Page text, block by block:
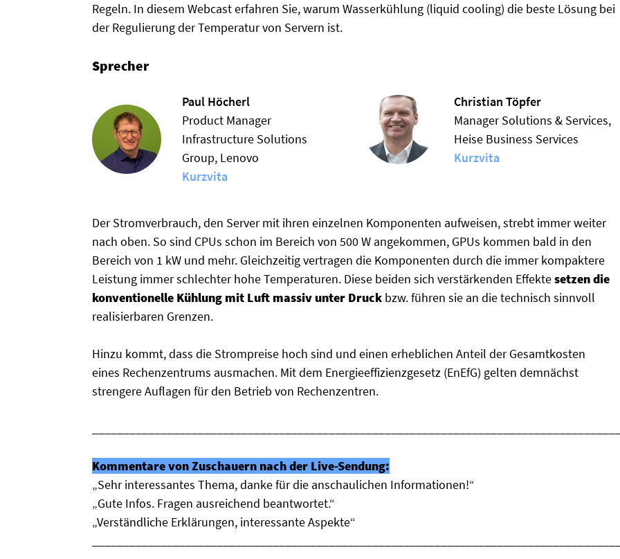
Regeln. In diesem Webcast erfahren Sie, warum Wasserkühlung (liquid cooling) die beste Lösung bei
der Regulierung der Temperatur von Servern ist.
Sprecher
Paul Höcherl
Product Manager
Infrastructure Solutions
Group, Lenovo
Kurzvita
Christian Töpfer
Manager Solutions & Services,
Heise Business Services
Kurzvita
Der Stromverbrauch, den Server mit ihren einzelnen Komponenten aufweisen, strebt immer weiter
nach oben. So sind CPUs schon im Bereich von 500 W angekommen, GPUs kommen bald in den
Bereich von 1 kW und mehr. Gleichzeitig vertragen die Komponenten durch die immer kompaktere
Leistung immer schlechter hohe Temperaturen. Diese beiden sich verstärkenden Effektesetzen die
konventionelle Kühlung mit Luft massiv unter Druck bzw. führen sie an die technisch sinnvoll
realisierbaren Grenzen.
Hinzu kommt, dass die Strompreise hoch sind und einen erheblichen Anteil der Gesamtkosten
eines Rechenzentrums ausmachen. Mit dem Energieeffizienzgesetz (EnEfG) gelten demnächst
strengere Auflagen für den Betrieb von Rechenzentren.
Kommentare von Zuschauern nach der Live-Sendung:
„Sehr interessantes Thema, danke für die anschaulichen Informationen!“
„Gute Infos. Fragen ausreichend beantwortet.“
„Verständliche Erklärungen, interessante Aspekte“